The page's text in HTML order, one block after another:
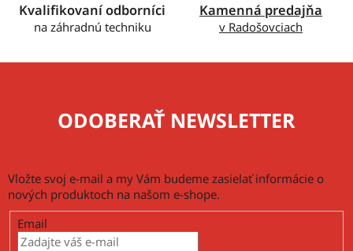
i
Kvalifikovaní odborníci
na záhradnú techniku
Kamenná predajňa
v Radošovciach
ODOBERAŤ NEWSLETTER
Vložte svoj e-mail a my Vám budeme zasielať informácie o
nových produktoch na našom e-shope.
Email